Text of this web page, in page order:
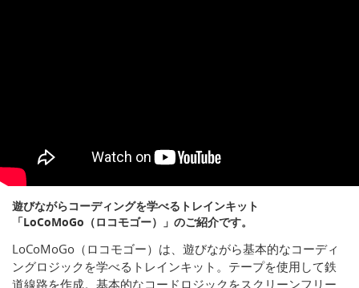
遊びながらコーディングを学べるトレインキット
「LoCoMoGo（ロコモゴー）」のご紹介です。
LoCoMoGo（ロコモゴー）は、遊びながら基本的なコーディ
ングロジックを学べるトレインキット。テープを使用して鉄
道線路を作成。基本的なコードロジックをスクリーンフリー